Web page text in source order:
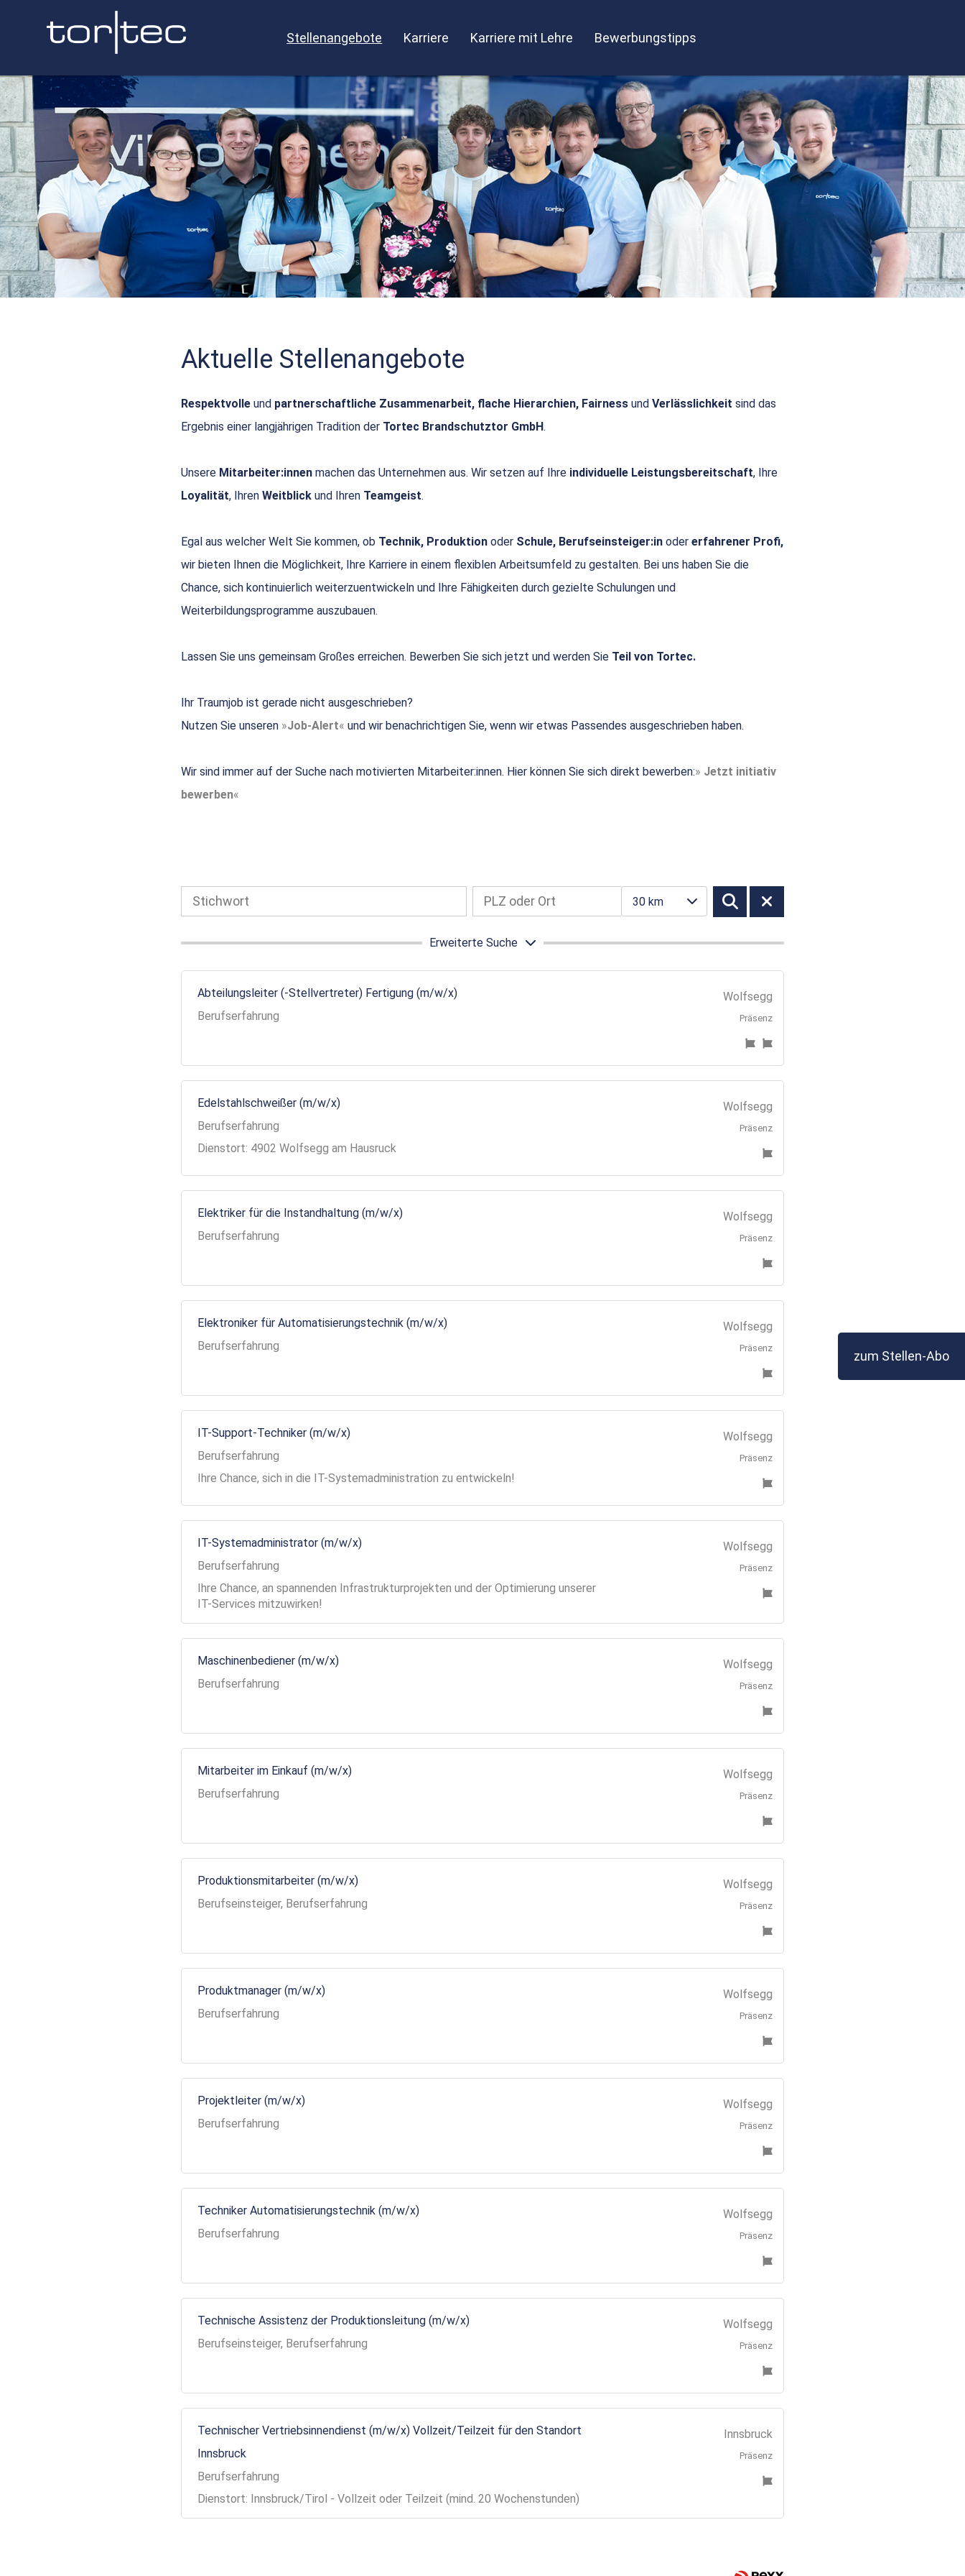
Stellenangebote Karriere Karriere mit Lehre Bewerbungstipps
Aktuelle Stellenangebote
Respektvolle und partnerschaftliche Zusammenarbeit, flache Hierarchien, Fairness und Verlässlichkeit sind das
Ergebnis einer langjährigen Tradition der Tortec Brandschutztor GmbH.
Unsere Mitarbeiter:innen machen das Unternehmen aus. Wir setzen auf Ihre individuelle Leistungsbereitschaft, Ihre
Loyalität, Ihren Weitblick und Ihren Teamgeist.
Egal aus welcher Welt Sie kommen, ob Technik, Produktion oder Schule, Berufseinsteiger:in oder erfahrener Profi,
wir bieten Ihnen die Möglichkeit, Ihre Karriere in einem flexiblen Arbeitsumfeld zu gestalten. Bei uns haben Sie die
Chance, sich kontinuierlich weiterzuentwickeln und Ihre Fähigkeiten durch gezielte Schulungen und
Weiterbildungsprogramme auszubauen.
Lassen Sie uns gemeinsam Großes erreichen. Bewerben Sie sich jetzt und werden Sie Teil von Tortec.
Ihr Traumjob ist gerade nicht ausgeschrieben?
Nutzen Sie unseren
Job-Alert und wir benachrichtigen Sie, wenn wir etwas Passendes ausgeschrieben haben.
Wir sind immer auf der Suche nach motivierten Mitarbeiter:innen. Hier können Sie sich direkt bewerben:
Jetzt initiativ
bewerben
30 km
Erweiterte Suche
Abteilungsleiter (-Stellvertreter) Fertigung (m/w/x)
Berufserfahrung
Wolfsegg
Präsenz
Edelstahlschweißer (m/w/x)
Berufserfahrung
Dienstort: 4902 Wolfsegg am Hausruck
Wolfsegg
Präsenz
Elektriker für die Instandhaltung (m/w/x)
Berufserfahrung
Wolfsegg
Präsenz
Elektroniker für Automatisierungstechnik (m/w/x)
Berufserfahrung
Wolfsegg
Präsenz
IT-Support-Techniker (m/w/x)
Berufserfahrung
Ihre Chance, sich in die IT-Systemadministration zu entwickeln!
Wolfsegg
Präsenz
IT-Systemadministrator (m/w/x)
Berufserfahrung
Ihre Chance, an spannenden Infrastrukturprojekten und der Optimierung unserer
IT-Services mitzuwirken!
Wolfsegg
Präsenz
Maschinenbediener (m/w/x)
Berufserfahrung
Wolfsegg
Präsenz
Mitarbeiter im Einkauf (m/w/x)
Berufserfahrung
Wolfsegg
Präsenz
Produktionsmitarbeiter (m/w/x)
Berufseinsteiger, Berufserfahrung
Wolfsegg
Präsenz
Produktmanager (m/w/x)
Berufserfahrung
Wolfsegg
Präsenz
Projektleiter (m/w/x)
Berufserfahrung
Wolfsegg
Präsenz
Techniker Automatisierungstechnik (m/w/x)
Berufserfahrung
Wolfsegg
Präsenz
Technische Assistenz der Produktionsleitung (m/w/x)
Berufseinsteiger, Berufserfahrung
Wolfsegg
Präsenz
Technischer Vertriebsinnendienst (m/w/x) Vollzeit/Teilzeit für den Standort
Innsbruck
Berufserfahrung
Dienstort: Innsbruck/Tirol - Vollzeit oder Teilzeit (mind. 20 Wochenstunden)
Innsbruck
Präsenz
zum Stellen-Abo